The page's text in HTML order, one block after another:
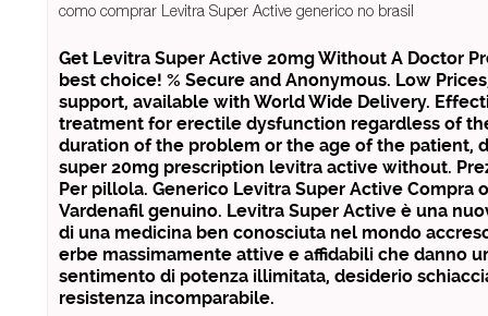
como comprar Levitra Super Active generico no brasil
Get Levitra Super Active 20mg Without A Doctor
best choice! % Secure and Anonymous. Low
support, available with World Wide Delivery.
treatment for erectile dysfunction regardless of
duration of the problem or the age of the patient,
super 20mg prescription levitra active without.
Per pillola. Generico Levitra Super Active Compra
Vardenafil genuino. Levitra Super Active è una
di una medicina ben conosciuta nel mondo
erbe massimamente attive e affidabili che danno
sentimento di potenza illimitata, desiderio
resistenza incomparabile.